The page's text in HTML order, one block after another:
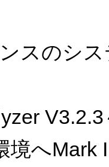
スのシ
境へMark